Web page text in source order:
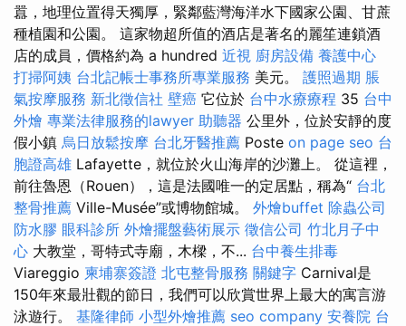
囂，地理位置得天獨厚，緊鄰藍灣海洋水下國家公園、甘蔗
種植園和公園。 這家物超所值的酒店是著名的麗笙連鎖酒
店的成員，價格約為 a hundred 近視 廚房設備 養護中心
打掃阿姨 台北記帳士事務所專業服務 美元。 護照過期 脹
氣按摩服務 新北徵信社 壁癌 它位於 台中水療療程 35 台中
外燴 專業法律服務的lawyer 助聽器 公里外，位於安靜的度
假小鎮 烏日放鬆按摩 台北牙醫推薦 Poste on page seo 台
胞證高雄 Lafayette，就位於火山海岸的沙灘上。 從這裡，
前往魯恩（Rouen），這是法國唯一的定居點，稱為“ 台北
整骨推薦 Ville-Musée”或博物館城。 外燴buffet 除蟲公司
防水膠 眼科診所 外燴擺盤藝術展示 徵信公司 竹北月子中
心 大教堂，哥特式寺廟，木樑，不... 台中養生排毒
Viareggio 柬埔寨簽證 北屯整骨服務 關鍵字 Carnival是
150年來最壯觀的節日，我們可以欣賞世界上最大的寓言游
泳遊行。 基隆律師 小型外燴推薦 seo company 安養院 台